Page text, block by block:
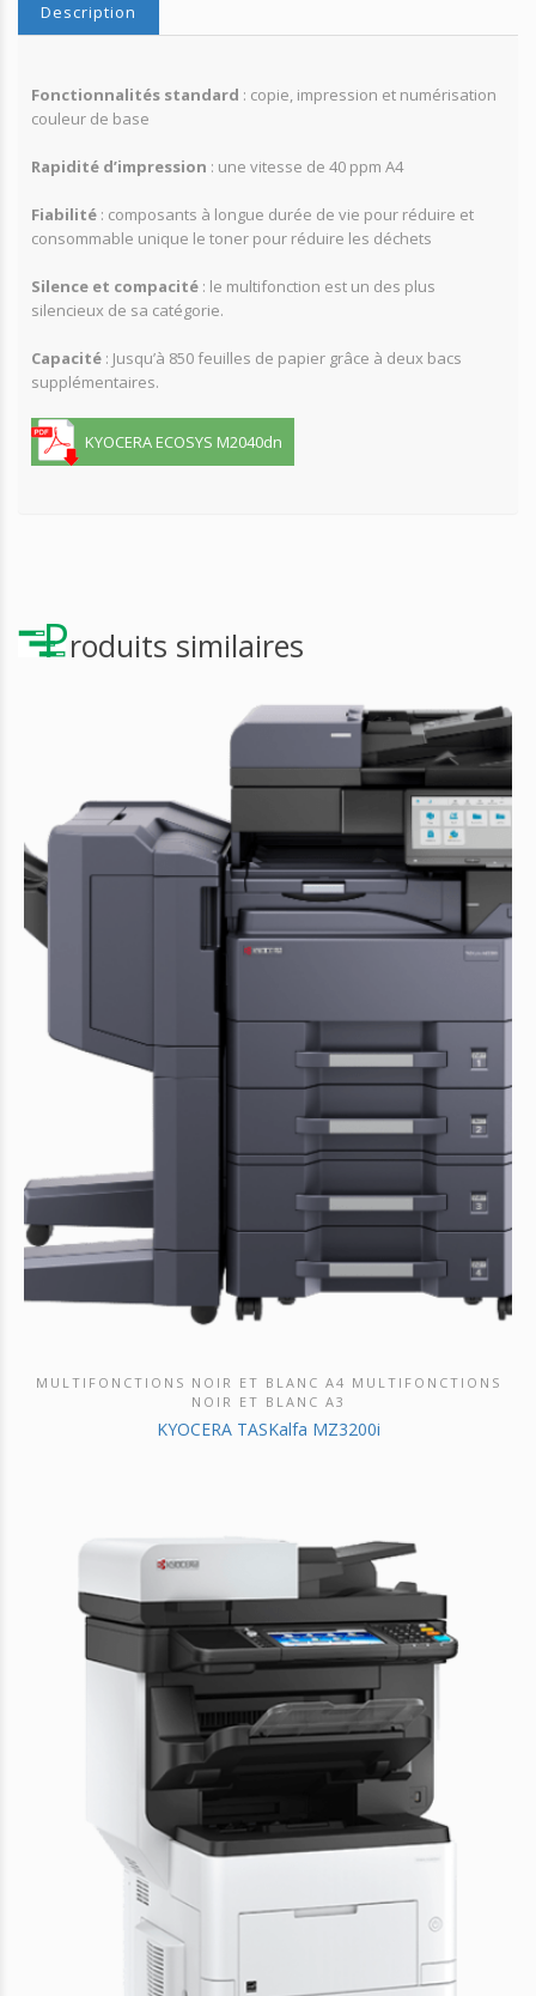
Description
Fonctionnalités standard : copie, impression et numérisation
couleur de base
Rapidité d’impression : une vitesse de 40 ppm A4
Fiabilité: composants à longue durée de vie pour réduire et
consommable unique le toner pour réduire les déchets
Silence et compacité: le multifonction est un des plus
silencieux de sa catégorie.
Capacité: Jusqu’à 850 feuilles de papier grâce à deux bacs
supplémentaires.
KYOCERA ECOSYS M2040dn
Produits similaires
DÉCOUVRIR CE PRODUIT
MULTIFONCTIONS NOIR ET BLANC A4 MULTIFONCTIONS
NOIR ET BLANC A3
KYOCERA TASKalfa MZ3200i